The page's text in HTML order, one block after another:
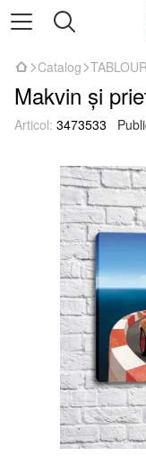
Catalog
Makvin și
Articol: 3473533